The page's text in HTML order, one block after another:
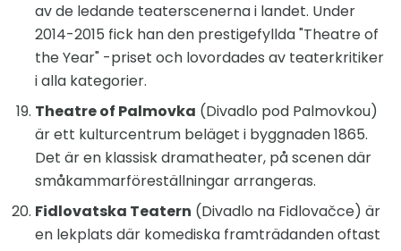
av de ledande teaterscenerna i landet. Under
2014-2015 fick han den prestigefyllda "Theatre of
the Year" -priset och lovordades av teaterkritiker
i alla kategorier.
Theatre of Palmovka (Divadlo pod Palmovkou)
är ett kulturcentrum beläget i byggnaden 1865.
Det är en klassisk dramatheater, på scenen där
småkammarföreställningar arrangeras.
Fidlovatska Teatern (Divadlo na Fidlovačce) är
en lekplats där komediska framträdanden oftast